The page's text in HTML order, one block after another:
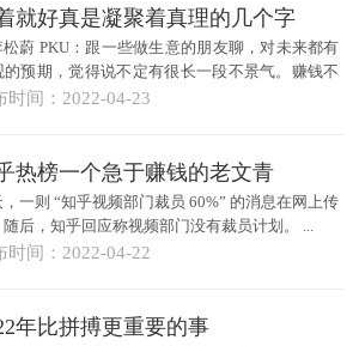
就好真是凝聚着真理的几个字
松蔚 PKU：跟一些做生意的朋友聊，对未来都有
的预期，觉得说不定有很长一段不景气。赚钱不
...时间：2022-04-23
热榜一个急于赚钱的老文青
，一则 “知乎视频部门裁员 60%” 的消息在网上传
随后，知乎回应称视频部门没有裁员计划。 ...
时间：2022-04-22
年比拼搏更重要的事